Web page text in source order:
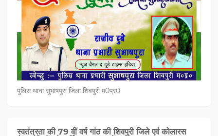
पुलिस थाना सुभाषपुरा जिला शिवपुरी म0प्र0
स्वतंत्रता की 79 वीं वर्ष गांठ की शिवपुरी जिले एवं कोलारस